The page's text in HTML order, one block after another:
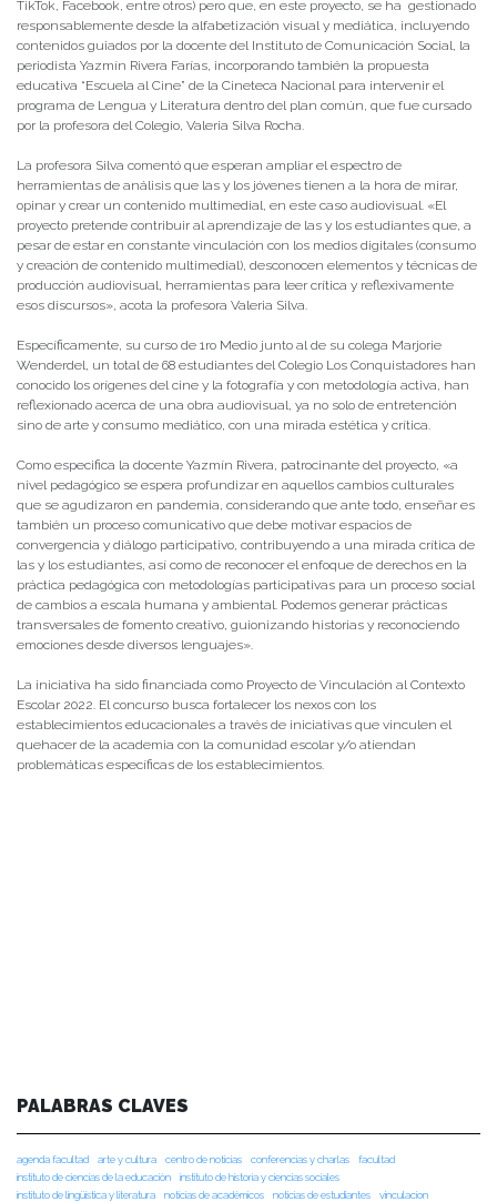
TikTok, Facebook, entre otros) pero que, en este proyecto, se ha gestionado
responsablemente desde la alfabetización visual y mediática, incluyendo
contenidos guiados por la docente del Instituto de Comunicación Social, la
periodista Yazmín Rivera Farías, incorporando también la propuesta
educativa “Escuela al Cine” de la Cineteca Nacional para intervenir el
programa de Lengua y Literatura dentro del plan común, que fue cursado
por la profesora del Colegio, Valeria Silva Rocha.
La profesora Silva comentó que esperan ampliar el espectro de
herramientas de análisis que las y los jóvenes tienen a la hora de mirar,
opinar y crear un contenido multimedial, en este caso audiovisual. «El
proyecto pretende contribuir al aprendizaje de las y los estudiantes que, a
pesar de estar en constante vinculación con los medios digitales (consumo
y creación de contenido multimedial), desconocen elementos y técnicas de
producción audiovisual, herramientas para leer crítica y reflexivamente
esos discursos», acota la profesora Valeria Silva.
Específicamente, su curso de 1ro Medio junto al de su colega Marjorie
Wenderdel, un total de 68 estudiantes del Colegio Los Conquistadores han
conocido los orígenes del cine y la fotografía y con metodología activa, han
reflexionado acerca de una obra audiovisual, ya no solo de entretención
sino de arte y consumo mediático, con una mirada estética y crítica.
Como especifica la docente Yazmín Rivera, patrocinante del proyecto, «a
nivel pedagógico se espera profundizar en aquellos cambios culturales
que se agudizaron en pandemia, considerando que ante todo, enseñar es
también un proceso comunicativo que debe motivar espacios de
convergencia y diálogo participativo, contribuyendo a una mirada crítica de
las y los estudiantes, así como de reconocer el enfoque de derechos en la
práctica pedagógica con metodologías participativas para un proceso social
de cambios a escala humana y ambiental. Podemos generar prácticas
transversales de fomento creativo, guionizando historias y reconociendo
emociones desde diversos lenguajes».
La iniciativa ha sido financiada como Proyecto de Vinculación al Contexto
Escolar 2022. El concurso busca fortalecer los nexos con los
establecimientos educacionales a través de iniciativas que vinculen el
quehacer de la academia con la comunidad escolar y/o atiendan
problemáticas específicas de los establecimientos.
PALABRAS CLAVES
agenda facultad arte y cultura centro de noticias conferencias y charlas
facultad
instituto de ciencias de la educación
instituto de historia y ciencias sociales
instituto de lingüística y literatura
noticias de académicos noticias de estudiantes
vinculacion